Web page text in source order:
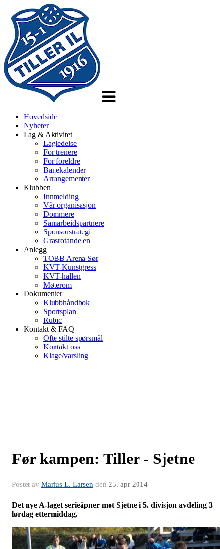
Hovedside
Nyheter
Lag & Aktivitet
Lagledelse
For trenere
For foreldre
Banekalender
Arrangementer
Klubben
Innmelding
Vår organisasjon
Dommere
Samarbeidspartnere
Sponsorstrategi
Grasrotandelen
Anlegg
TOBB Arena Sør
KVT Kunstgress
KVT-hallen
Møterom
Dokumenter
Klubbhåndbok
Sportsplan
Rubic
Kontakt & FAQ
Ofte stilte spørsmål
Kontakt oss
Klage/varsling
Før kampen: Tiller - Sjetne
Postet av Marius L. Larsen den 25. apr 2014
Det nye A-laget serieåpner mot Sjetne i 5. divisjon avdeling 3
lørdag ettermiddag.